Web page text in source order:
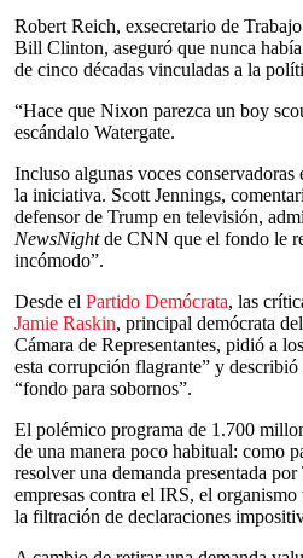
Robert Reich, exsecretario de
Bill Clinton, aseguró que nunca
de cinco décadas vinculadas a la
“Hace que Nixon parezca un boy
escándalo Watergate.
Incluso algunas voces
la iniciativa. Scott Jennings,
defensor de Trump en televisión,
NewsNightde CNN que el fondo le
incómodo”.
Desde el Partido Demócrata, las
Jamie Raskin, principal demócrata
Cámara de Representantes, pidió a
esta corrupción flagrante” y
“fondo para sobornos”.
El polémico programa de 1.700
de una manera poco habitual: como
resolver una demanda presentada
empresas contra el IRS, el
la filtración de declaraciones